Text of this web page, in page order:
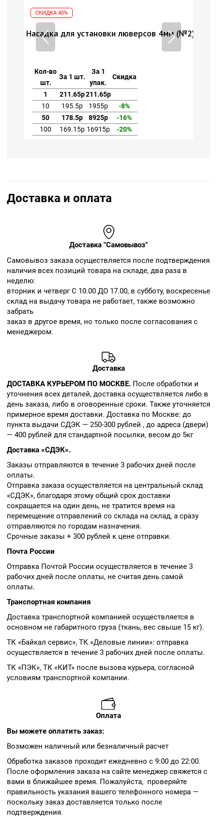
СКИДКА 40%
Насадка для установки люверсов 4мм (№2)
Кол-во
шт.
За 1 шт.
За 1
упак.
Скидка
1 211.65р211.65р
10
195.5р 1955р
-8%
50
178.5р 8925р
-16%
100
169.15р 16915р -20%
Доставка и оплата
Доставка "Самовывоз"
Cамовывоз заказа осуществляется после подтверждения
наличия всех позиций товара на складе, два раза в
неделю:
вторник и четверг С 10.00 ДО 17.00, в субботу, воскресенье
склад на выдачу товара не работает, также возможно
забрать
заказ в другое время, но только после согласования с
менеджером.
Доставка
ДОСТАВКА КУРЬЕРОМ ПО МОСКВЕ. После обработки и
уточнения всех деталей, доставка осуществляется либо в
день заказа, либо в оговоренные сроки. Также уточняется
примерное время доставки. Доставка по Москве: до
пункта выдачи СДЭК — 250-300 рублей , до адреса (двери)
— 400 рублей для стандартной посылки, весом до 5кг
Доставка «СДЭК».
Заказы отправляются в течение 3 рабочих дней после
оплаты.
Отправка заказа осуществляется на центральный склад
«СДЭК», благодаря этому общий срок доставки
сокращается на один день, не тратится время на
перемещение отправлений со склада на склад, а сразу
отправляются по городам назначения.
Срочные заказы + 300 рублей к цене отправки.
Почта России
Отправка Почтой России осуществляется в течение 3
рабочих дней после оплаты, не считая день самой
оплаты.
Транспортная компания
Доставка транспортной компанией осуществляется в
основном не габаритного груза (ткань, вес свыше 15 кг).
ТК «Байкал сервис», ТК «Деловые линии»: отправка
осуществляется в течение 3 рабочих дней после оплаты.
ТК «ПЭК», ТК «КИТ» после вызова курьера, согласной
условиям транспортной компании.
Оплата
Вы можете оплатить заказ:
Возможен наличный или безналичный расчет
Обработка заказов проходит ежедневно с 9:00 до 22:00.
После оформления заказа на сайте менеджер свяжется с
вами в ближайшее время. Пожалуйста, проверяйте
правильность указания вашего телефонного номера —
поскольку заказ доставляется только после
подтверждения.